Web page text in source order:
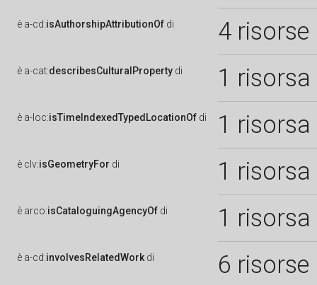
è a-cd:isAuthorshipAttributionOf di 4 risorse
è a-cat:describesCulturalProperty di 1 risorsa
è a-loc:isTimeIndexedTypedLocationOf di 1 risorsa
è clv:isGeometryFor di 1 risorsa
è arco:isCataloguingAgencyOf di 1 risorsa
è a-cd:involvesRelatedWork di 6 risorse